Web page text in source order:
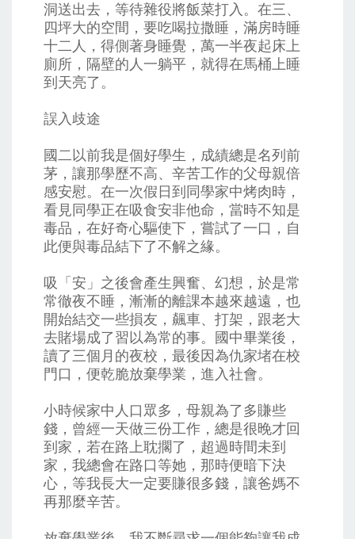
洞送出去，等待雜役將飯菜打入。在三、
四坪大的空間，要吃喝拉撒睡，滿房時睡
十二人，得側著身睡覺，萬一半夜起床上
廁所，隔壁的人一躺平，就得在馬桶上睡
到天亮了。
誤入歧途
國二以前我是個好學生，成績總是名列前
茅，讓那學歷不高、辛苦工作的父母親倍
感安慰。在一次假日到同學家中烤肉時，
看見同學正在吸食安非他命，當時不知是
毒品，在好奇心驅使下，嘗試了一口，自
此便與毒品結下了不解之緣。
吸「安」之後會產生興奮、幻想，於是常
常徹夜不睡，漸漸的離課本越來越遠，也
開始結交一些損友，飆車、打架，跟老大
去賭場成了習以為常的事。國中畢業後，
讀了三個月的夜校，最後因為仇家堵在校
門口，便乾脆放棄學業，進入社會。
小時候家中人口眾多，母親為了多賺些
錢，曾經一天做三份工作，總是很晚才回
到家，若在路上耽擱了，超過時間未到
家，我總會在路口等她，那時便暗下決
心，等我長大一定要賺很多錢，讓爸媽不
再那麼辛苦。